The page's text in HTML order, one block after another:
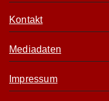
Kontakt
Mediadaten
Impressum